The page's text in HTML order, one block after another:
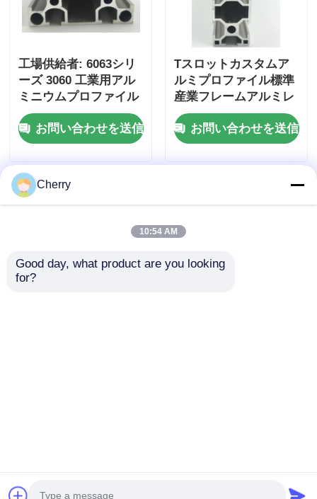
工場供給者: 6063シリ
ーズ 3060 工業用アル
ミニウムプロファイル
の線形ガイドレール,作
業台機器のフレームに
適しています
お問い合わせを送信
Tスロットカスタムア
ルミプロファイル標準
産業フレームアルミレ
ールTトラックストリ
ップ切断および曲げサ
ービス
お問い合わせを送信
Cherry
10:54 AM
Good day, what product are you looking
for?